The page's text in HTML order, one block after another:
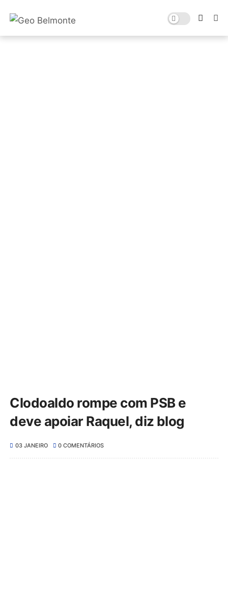
Clodoaldo rompe com PSB e
deve apoiar Raquel, diz blog
03 JANEIRO 0 COMENTÁRIOS